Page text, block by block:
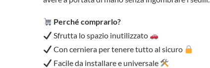
Perché comprarlo?
Sfrutta lo spazio inutilizzato
Con cerniera per tenere tutto al sicuro
Facile da installare e universale